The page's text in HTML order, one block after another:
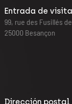
Entrada de
99, rue des Fusillés
25000 Besançon
Dirección